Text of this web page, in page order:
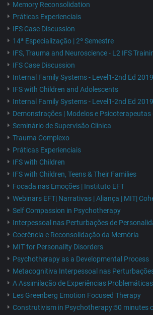
Memory Reconsolidation
Práticas Experienciais
IFS Case Discussion
14ª Especialização | 2º Semestre
IFS, Trauma and Neuroscience - L2 IFS
IFS Case Discussion
Internal Family Systems - Level1-2nd Ed
IFS with Children and Adolescents
Internal Family Systems - Level1-2nd Ed
Demonstrações | Modelos e
Seminário de Supervisão Clínica
Trauma Complexo
Práticas Experienciais
IFS with Children
IFS with Children, Teens & Their Families
Focada nas Emoções | Instituto EFT
Webinars EFT| Narrativas | Aliança | MIT|
Self Compassion in Psychotherapy
Interpessoal nas Perturbações de
Coerência e Reconsolidação da Memória
MIT for Personality Disorders
Psychotherapy as a Developmental Process
Metacognitiva Interpessoal nas
A Assimilação de Experiências Problemáticas
Les Greenberg Emotion Focused Therapy
Construtivism in Psychotherapy:50 minutes